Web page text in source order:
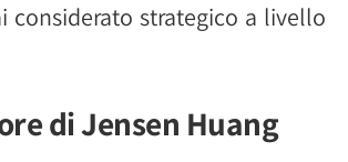
considerato strategico a livello
di Jensen Huang